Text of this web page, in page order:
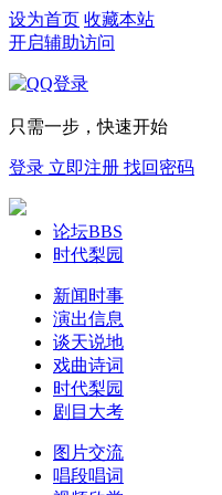
设为首页 收藏本站
开启辅助访问
只需一步，快速开始
登录 立即注册 找回密码
论坛BBS
时代梨园
新闻时事
演出信息
谈天说地
戏曲诗词
时代梨园
剧目大考
图片交流
唱段唱词